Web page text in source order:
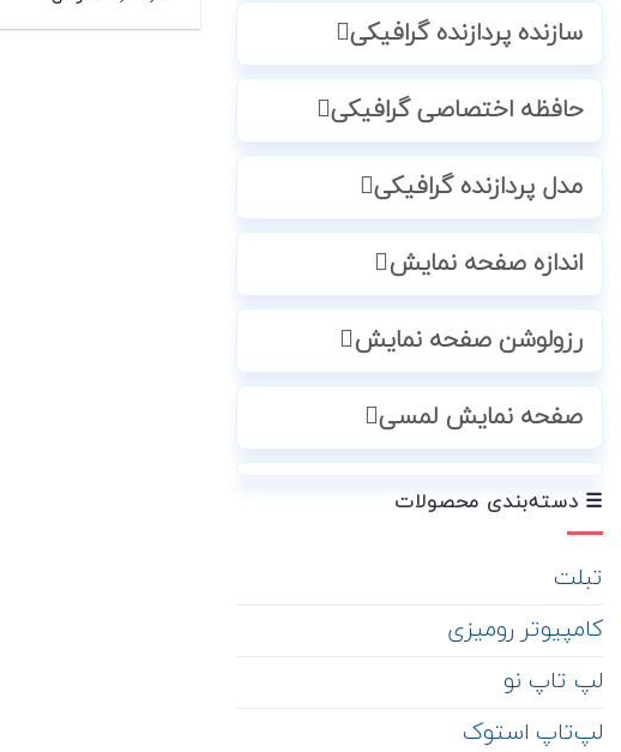
سازنده پردازنده گرافیکی
حافظه اختصاصی گرافیکی
مدل پردازنده گرافیکی
اندازه صفحه نمایش
رزولوشن صفحه نمایش
صفحه نمایش لمسی
☰ دسته‌بندی محصولات
تبلت
کامپیوتر رومیزی
لپ تاپ نو
لپ‌تاپ استوک